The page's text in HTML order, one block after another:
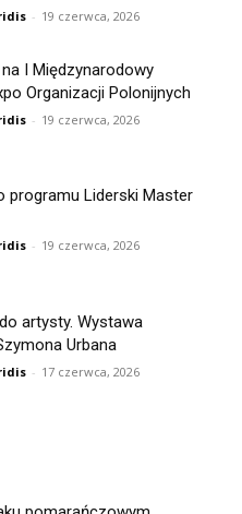
- 19 czerwca, 2026
I Międzynarodowy
Organizacji Polonijnych
- 19 czerwca, 2026
programu Liderski Master
- 19 czerwca, 2026
artysty. Wystawa
Urbana
- 17 czerwca, 2026